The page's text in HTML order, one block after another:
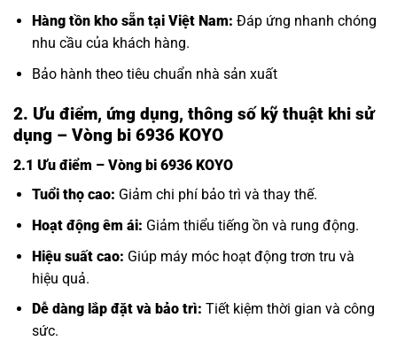
Hàng tồn kho sẵn tại Việt Nam: Đáp ứng nhanh chóng
nhu cầu của khách hàng.
Bảo hành theo tiêu chuẩn nhà sản xuất
2. Ưu điểm, ứng dụng, thông số kỹ thuật khi sử
dụng – Vòng bi 6936 KOYO
2.1 Ưu điểm – Vòng bi 6936 KOYO
Tuổi thọ cao: Giảm chi phí bảo trì và thay thế.
Hoạt động êm ái: Giảm thiểu tiếng ồn và rung động.
Hiệu suất cao: Giúp máy móc hoạt động trơn tru và
hiệu quả.
Dễ dàng lắp đặt và bảo trì: Tiết kiệm thời gian và công
sức.